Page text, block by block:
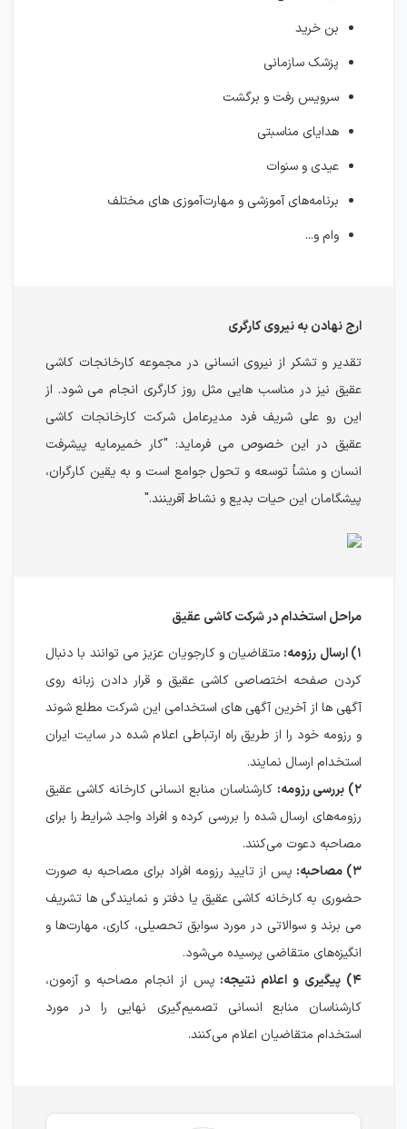
بن خرید
پزشک سازمانی
سرویس رفت و برگشت
هدایای مناسبتی
عیدی و سنوات
برنامه‌های آموزشی و مهارت‌آموزی های مختلف
وام و...
ارج نهادن به نیروی کارگری
تقدیر و تشکر از نیروی انسانی در مجموعه کارخانجات کاشی
عقیق نیز در مناسب هایی مثل روز کارگری انجام می شود. از
این رو علی شریف فرد مدیرعامل شرکت کارخانجات کاشی
عقیق در این خصوص می فرماید: "کار خمیرمایه پیشرفت
انسان و منشأ توسعه و تحول جوامع است و به یقین کارگران،
پیشگامان این حیات بدیع و نشاط آفرینند."
مراحل استخدام در شرکت کاشی عقیق
۱) ارسال رزومه:
متقاضیان و کارجویان عزیز می توانند با دنبال
کردن صفحه اختصاصی کاشی عقیق و قرار دادن زبانه روی
آگهی ها از آخرین آگهی های استخدامی این شرکت مطلع شوند
و رزومه خود را از طریق راه ارتباطی اعلام شده در سایت ایران
استخدام ارسال نمایند.
۲) بررسی رزومه:
کارشناسان منابع انسانی کارخانه کاشی عقیق
رزومه‌های ارسال شده را بررسی کرده و افراد واجد شرایط را برای
مصاحبه دعوت می‌کنند.
۳) مصاحبه:
پس از تایید رزومه افراد برای مصاحبه به صورت
حضوری به کارخانه کاشی عقیق یا دفتر و نمایندگی ها تشریف
می برند و سوالاتی در مورد سوابق تحصیلی، کاری، مهارت‌ها و
انگیزه‌های متقاضی پرسیده می‌شود.
۴) پیگیری و اعلام نتیجه:
پس از انجام مصاحبه و آزمون،
کارشناسان منابع انسانی تصمیم‌گیری نهایی را در مورد
استخدام متقاضیان اعلام می‌کنند.